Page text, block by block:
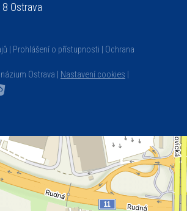
Ostrava
Prohlášení o přístupnosti
Ochrana
Ostrava |
Nastavení cookies